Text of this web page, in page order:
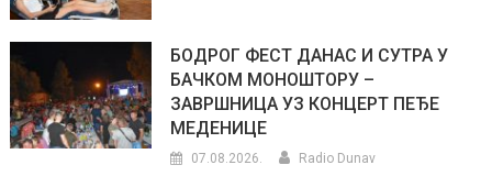
БОДРОГ ФЕСТ ДАНАС И СУТРА У
БАЧКОМ МОНОШТОРУ –
ЗАВРШНИЦА УЗ КОНЦЕРТ ПЕЂЕ
МЕДЕНИЦЕ
07.08.2026. Radio Dunav